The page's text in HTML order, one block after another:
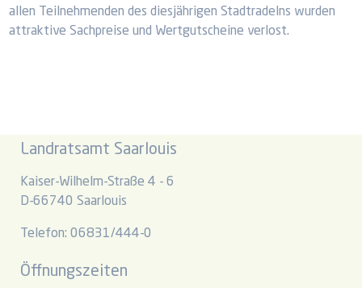
allen Teilnehmenden des diesjährigen Stadtradelns wurden
attraktive Sachpreise und Wertgutscheine verlost.
Landratsamt Saarlouis
Kaiser-Wilhelm-Straße 4 - 6
D-66740 Saarlouis
Telefon: 06831/444-0
Öffnungszeiten